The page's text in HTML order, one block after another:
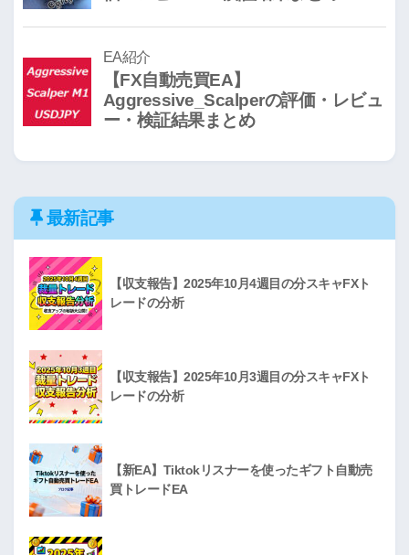
最新記事
【収支報告】2025年10月4週目の分スキャFXト
レードの分析
【収支報告】2025年10月3週目の分スキャFXト
レードの分析
【新EA】Tiktokリスナーを使ったギフト自動売
買トレードEA